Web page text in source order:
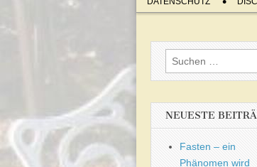
menu
Suchen
nach:
NEUESTE
Fasten – ein
Phänomen wird